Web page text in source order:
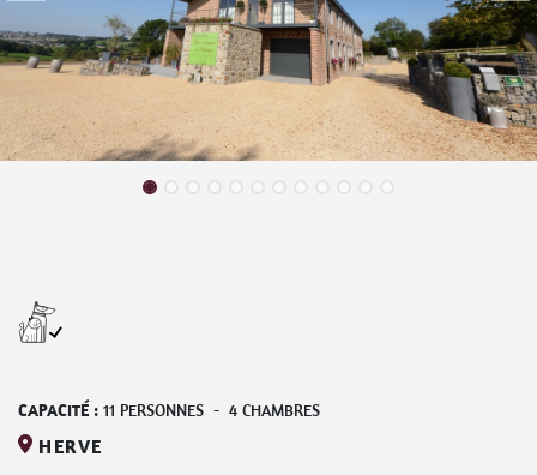
CAPACITÉ : 11 PERSONNES - 4 CHAMBRES
HERVE